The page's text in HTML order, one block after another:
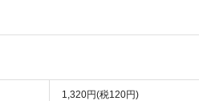
1,320円(税120円)